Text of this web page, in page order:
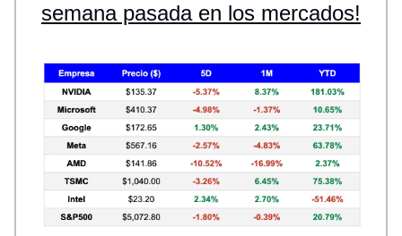
semana pasada en los mercados!